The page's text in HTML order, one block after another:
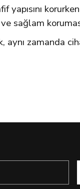
yapısını
sağlam
zamanda